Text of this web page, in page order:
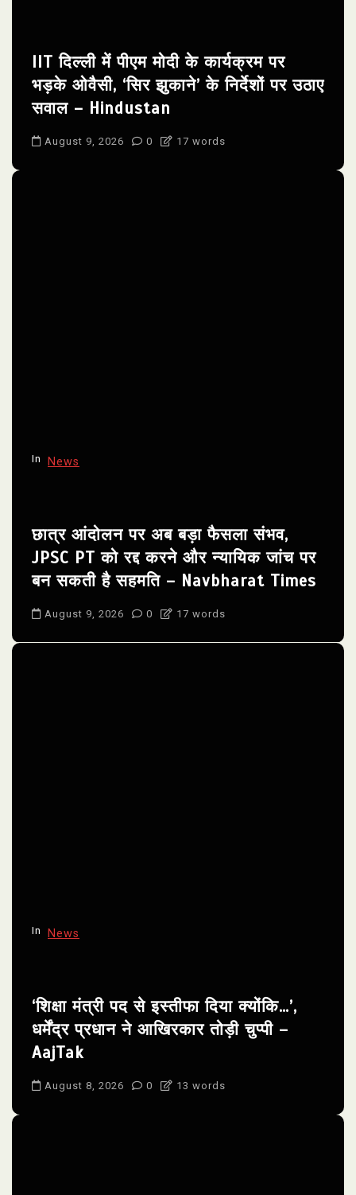
IIT दिल्ली में पीएम मोदी के कार्यक्रम पर
भड़के ओवैसी, ‘सिर झुकाने’ के निर्देशों पर उठाए
सवाल – Hindustan
August 9, 2026 0 17 words
In News
छात्र आंदोलन पर अब बड़ा फैसला संभव,
JPSC PT को रद्द करने और न्यायिक जांच पर
बन सकती है सहमति – Navbharat Times
August 9, 2026 0 17 words
In News
‘शिक्षा मंत्री पद से इस्तीफा दिया क्योंकि…’,
धर्मेंद्र प्रधान ने आखिरकार तोड़ी चुप्पी –
AajTak
August 8, 2026 0 13 words